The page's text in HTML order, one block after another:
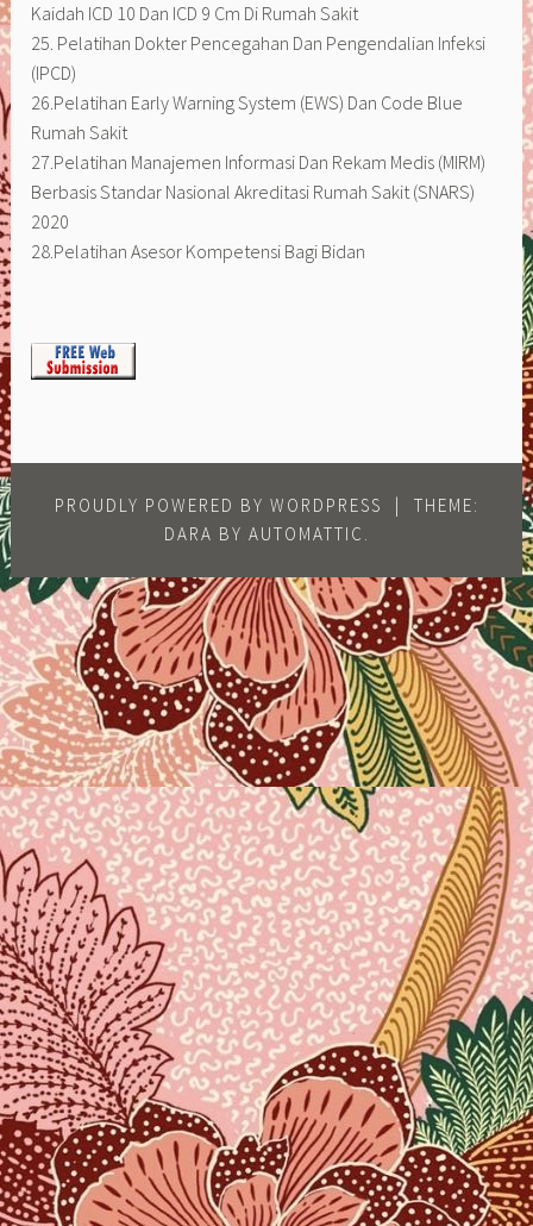
Kaidah ICD 10 Dan ICD 9 Cm Di Rumah Sakit
25. Pelatihan Dokter Pencegahan Dan Pengendalian Infeksi
(IPCD)
26.Pelatihan Early Warning System (EWS) Dan Code Blue
Rumah Sakit
27.Pelatihan Manajemen Informasi Dan Rekam Medis (MIRM)
Berbasis Standar Nasional Akreditasi Rumah Sakit (SNARS)
2020
28.Pelatihan Asesor Kompetensi Bagi Bidan
PROUDLY POWERED BY WORDPRESS
THEME:
DARA BY AUTOMATTIC .